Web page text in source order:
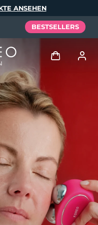
ANSEHEN
BESTSELLERS
Anmelden
Benutzerkonto
Meine Geräte
Bestellungen
Meine Adressen
Abonnements
Español
Português
Русский
繁體中文